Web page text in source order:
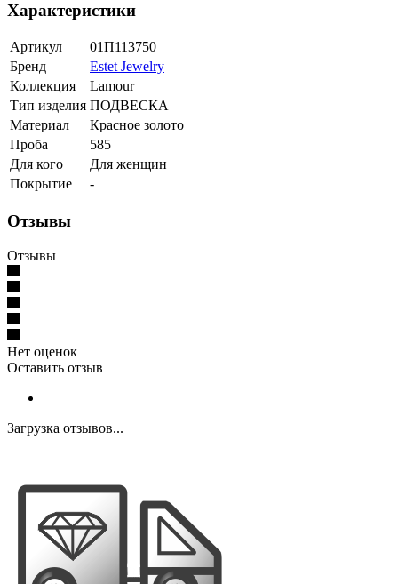
Характеристики
Артикул
01П113750
Бренд
Estet Jewelry
Коллекция
Lamour
Тип изделия ПОДВЕСКА
Материал
Красное золото
Проба
585
Для кого
Для женщин
Покрытие
-
Отзывы
Отзывы
Нет оценок
Оставить отзыв
Загрузка отзывов...